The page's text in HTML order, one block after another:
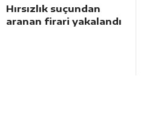
Hırsızlık suçundan
aranan firari yakalandı